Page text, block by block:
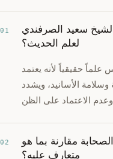
01
سعيد الصرفندي
لعلم الحديث؟
حقيقياً لأنه يعتمد
الأسانيد، ويشدد
02
مقارنة بما هو
متعارف عليه؟